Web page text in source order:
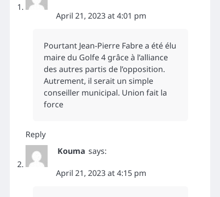
April 21, 2023 at 4:01 pm
Pourtant Jean-Pierre Fabre a été élu
maire du Golfe 4 grâce à l’alliance
des autres partis de l’opposition.
Autrement, il serait un simple
conseiller municipal. Union fait la
force
Reply
Kouma says:
April 21, 2023 at 4:15 pm